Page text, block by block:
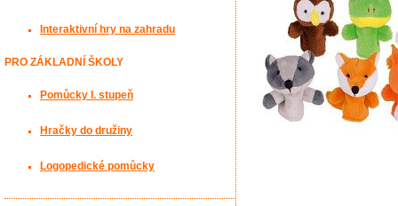
Interaktivní hry na zahradu
PRO ZÁKLADNÍ ŠKOLY
Pomůcky I. stupeň
Hračky do družiny
Logopedické pomůcky